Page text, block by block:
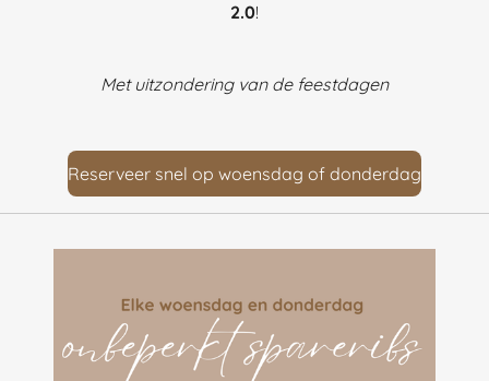
2.0!
Met uitzondering van de feestdagen
Reserveer snel op woensdag of donderdag